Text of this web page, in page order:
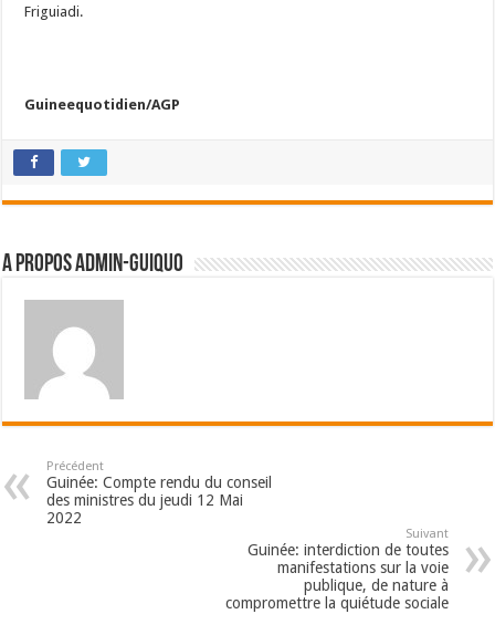
Friguiadi.
Guineequotidien/AGP
A propos admin-guiquo
Précédent
Guinée: Compte rendu du conseil
des ministres du jeudi 12 Mai
2022
Suivant
Guinée: interdiction de toutes
manifestations sur la voie
publique, de nature à
compromettre la quiétude sociale